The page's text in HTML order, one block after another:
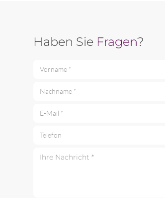
Haben Sie Fragen?
Vorname *
Nachname *
E-Mail *
Telefon